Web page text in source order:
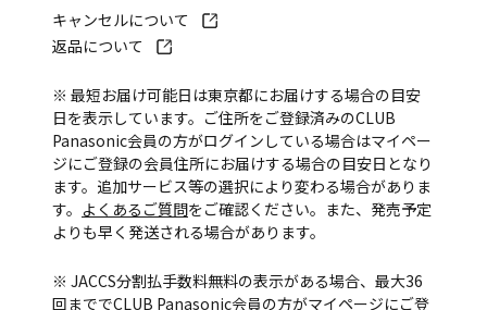
キャンセルについて
返品について
※ 最短お届け可能日は東京都にお届けする場合の目安
日を表示しています。ご住所をご登録済みのCLUB
Panasonic会員の方がログインしている場合はマイペー
ジにご登録の会員住所にお届けする場合の目安日となり
ます。追加サービス等の選択により変わる場合がありま
す。 よくあるご質問をご確認ください。また、発売予定
よりも早く発送される場合があります。
※ JACCS分割払手数料無料の表示がある場合、最大36
回まででCLUB Panasonic会員の方がマイページにご登